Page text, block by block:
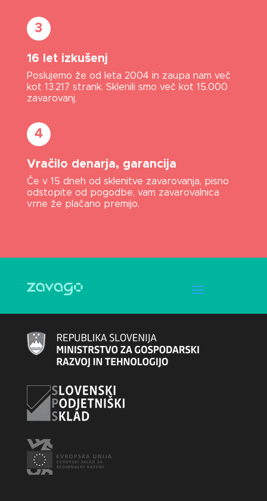
3
16 let izkušenj
Poslujemo že od leta 2004 in zaupa nam več
kot 13.217 strank. Sklenili smo več kot 15.000
zavarovanj.
4
Vračilo denarja, garancija
Če v 15 dneh od sklenitve zavarovanja, pisno
odstopite od pogodbe, vam zavarovalnica
vrne že plačano premijo.